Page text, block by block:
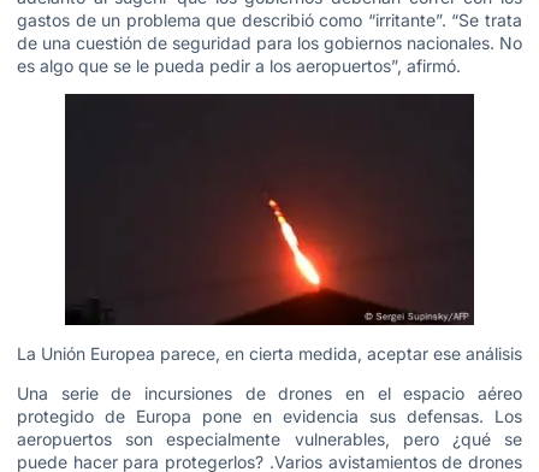
gastos de un problema que describió como “irritante”. “Se trata
de una cuestión de seguridad para los gobiernos nacionales. No
es algo que se le pueda pedir a los aeropuertos”, afirmó.
La Unión Europea parece, en cierta medida, aceptar ese análisis
Una serie de incursiones de drones en el espacio aéreo
protegido de Europa pone en evidencia sus defensas. Los
aeropuertos son especialmente vulnerables, pero ¿qué se
puede hacer para protegerlos? .Varios avistamientos de drones